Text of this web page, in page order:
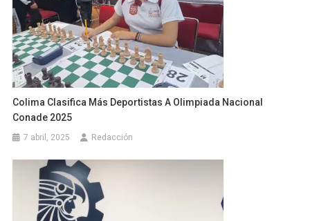
Colima Clasifica Más Deportistas A Olimpiada Nacional
Conade 2025
7 abril, 2025 Redacción